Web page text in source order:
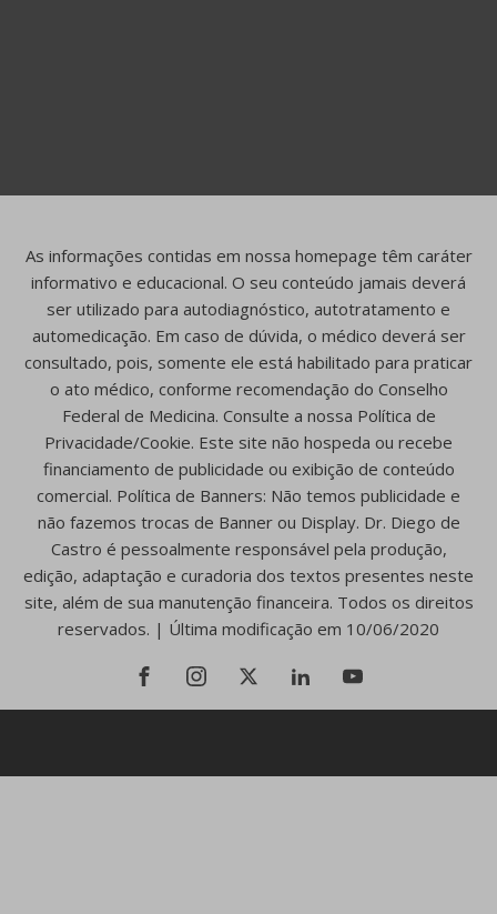
As informações contidas em nossa homepage têm caráter
informativo e educacional. O seu conteúdo jamais deverá
ser utilizado para autodiagnóstico, autotratamento e
automedicação. Em caso de dúvida, o médico deverá ser
consultado, pois, somente ele está habilitado para praticar
o ato médico, conforme recomendação do Conselho
Federal de Medicina. Consulte a nossa Política de
Privacidade/Cookie. Este site não hospeda ou recebe
financiamento de publicidade ou exibição de conteúdo
comercial. Política de Banners: Não temos publicidade e
não fazemos trocas de Banner ou Display. Dr. Diego de
Castro é pessoalmente responsável pela produção,
edição, adaptação e curadoria dos textos presentes neste
site, além de sua manutenção financeira. Todos os direitos
reservados. | Última modificação em 10/06/2020